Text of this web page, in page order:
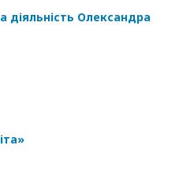
діяльність Олександра